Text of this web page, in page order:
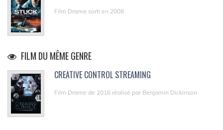
Film Drame sorti en 2008
FILM DU MÊME GENRE
CREATIVE CONTROL STREAMING
Film Drame de 2016 réalisé par Benjamin Dickinson